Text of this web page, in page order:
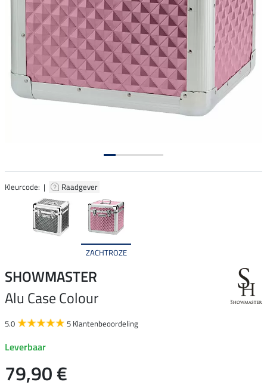
Kleurcode: | Raadgever
ZACHTROZE
SHOWMASTER
Alu Case Colour
5.0 5 Klantenbeoordeling
Leverbaar
79,90 €